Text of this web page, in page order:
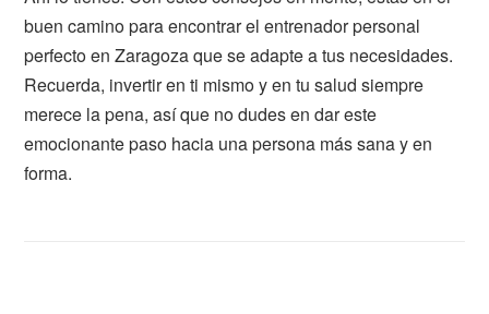
buen camino para encontrar el entrenador personal
perfecto en Zaragoza que se adapte a tus necesidades.
Recuerda, invertir en ti mismo y en tu salud siempre
merece la pena, así que no dudes en dar este
emocionante paso hacia una persona más sana y en
forma.